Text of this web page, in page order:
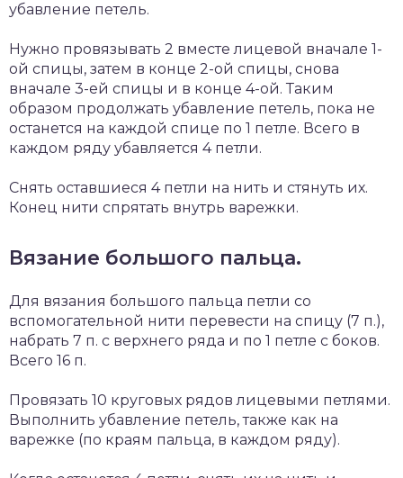
убавление петель.
Нужно провязывать 2 вместе лицевой вначале 1-
ой спицы, затем в конце 2-ой спицы, снова
вначале 3-ей спицы и в конце 4-ой. Таким
образом продолжать убавление петель, пока не
останется на каждой спице по 1 петле. Всего в
каждом ряду убавляется 4 петли.
Снять оставшиеся 4 петли на нить и стянуть их.
Конец нити спрятать внутрь варежки.
Вязание большого пальца.
Для вязания большого пальца петли со
вспомогательной нити перевести на спицу (7 п.),
набрать 7 п. с верхнего ряда и по 1 петле с боков.
Всего 16 п.
Провязать 10 круговых рядов лицевыми петлями.
Выполнить убавление петель, также как на
варежке (по краям пальца, в каждом ряду).